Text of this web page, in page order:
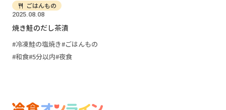
2025.08.08
ごはんもの
焼き鮭のだし茶漬
冷凍鮭の塩焼き ごはんもの
和食 5分以内 夜食